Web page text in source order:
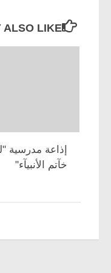
LIKE...
إذاعة مدرسية
خآتم الأنبيآء"